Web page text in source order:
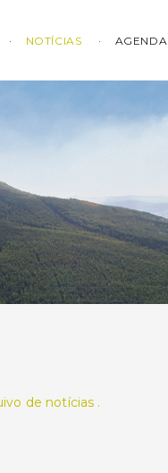
NOTÍCIAS AGENDA
de notícias .